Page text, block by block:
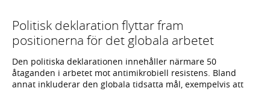
Politisk deklaration flyttar fram
positionerna för det globala arbetet
Den politiska deklarationen innehåller närmare 50
åtaganden i arbetet mot antimikrobiell resistens. Bland
annat inkluderar den globala tidsatta mål, exempelvis att